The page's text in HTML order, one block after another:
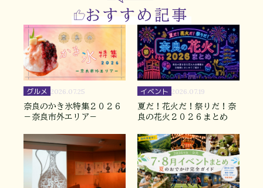
おすすめ記事
グルメ 2026.07.25
奈良のかき氷特集２０２６
－奈良市外エリア－
イベント 2026.07.19
夏だ！花火だ！祭りだ！奈
良の花火２０２６まとめ